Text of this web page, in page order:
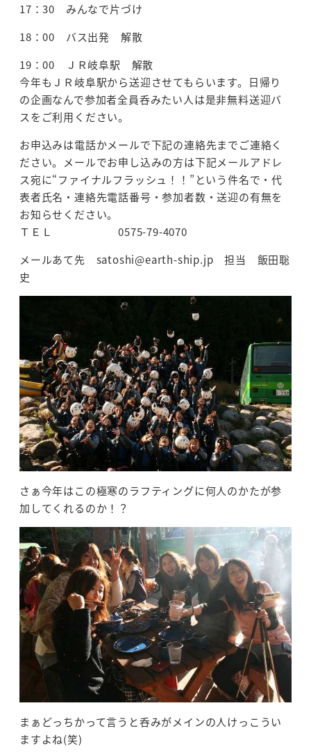
17：30 みんなで片づけ
18：00 バス出発 解散
19：00 ＪＲ岐阜駅 解散
今年もＪＲ岐阜駅から送迎させてもらいます。日帰り
の企画なんで参加者全員呑みたい人は是非無料送迎バ
スをご利用ください。
お申込みは電話かメールで下記の連絡先までご連絡く
ださい。メールでお申し込みの方は下記メールアドレ
ス宛に“ファイナルフラッシュ！！”という件名で・代
表者氏名・連絡先電話番号・参加者数・送迎の有無を
お知らせください。
ＴＥＬ 0575-79-4070
メールあて先 satoshi@earth-ship.jp 担当 飯田聡
史
さぁ今年はこの極寒のラフティングに何人のかたが参
加してくれるのか！？
まぁどっちかって言うと呑みがメインの人けっこうい
ますよね(笑)